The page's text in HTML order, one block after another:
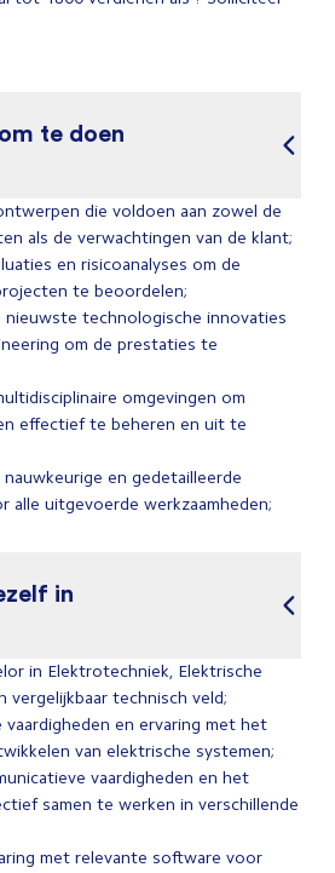
te doen
die voldoen aan zowel de
als de verwachtingen van de klant;
en risicoanalyses om de
te beoordelen;
nieuwste technologische innovaties
om de prestaties te
omgevingen om
effectief te beheren en uit te
en gedetailleerde
alle uitgevoerde werkzaamheden;
in
in Elektrotechniek, Elektrische
vergelijkbaar technisch veld;
vaardigheden en ervaring met het
van elektrische systemen;
vaardigheden en het
samen te werken in verschillende
met relevante software voor